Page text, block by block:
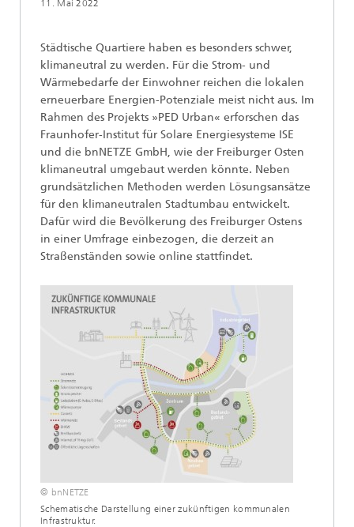
11. Mai 2022
Städtische Quartiere haben es besonders schwer,
klimaneutral zu werden. Für die Strom- und
Wärmebedarfe der Einwohner reichen die lokalen
erneuerbare Energien-Potenziale meist nicht aus. Im
Rahmen des Projekts »PED Urban« erforschen das
Fraunhofer-Institut für Solare Energiesysteme ISE
und die bnNETZE GmbH, wie der Freiburger Osten
klimaneutral umgebaut werden könnte. Neben
grundsätzlichen Methoden werden Lösungsansätze
für den klimaneutralen Stadtumbau entwickelt.
Dafür wird die Bevölkerung des Freiburger Ostens
in einer Umfrage einbezogen, die derzeit an
Straßenständen sowie online stattfindet.
© bnNETZE
Schematische Darstellung einer zukünftigen kommunalen
Infrastruktur.